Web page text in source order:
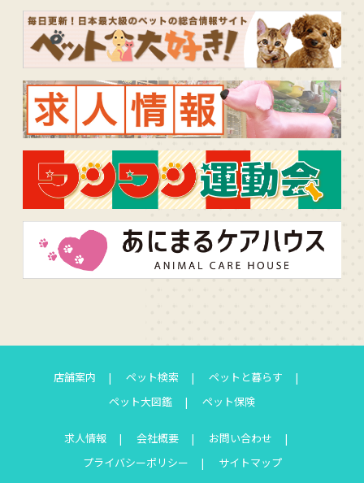
店舗案内 ペット検索
ペットと暮らす
ペット大図鑑
ペット保険
求人情報 会社概要
お問い合わせ
プライバシーポリシー
サイトマップ